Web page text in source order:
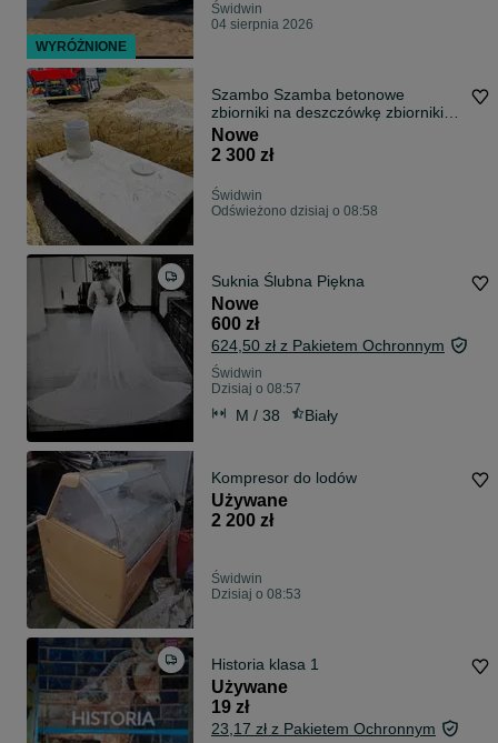
Świdwin
04 sierpnia 2026
Szambo Szamba betonowe
zbiorniki na deszczówkę zbiorniki
betonowe
Nowe
2 300 zł
Świdwin
Odświeżono dzisiaj o 08:58
Suknia Ślubna Piękna
Nowe
600 zł
624,50 zł z Pakietem Ochronnym
Świdwin
Dzisiaj o 08:57
M / 38 Biały
Kompresor do lodów
Używane
2 200 zł
Świdwin
Dzisiaj o 08:53
Historia klasa 1
Używane
19 zł
23,17 zł z Pakietem Ochronnym
WYRÓŻNIONE